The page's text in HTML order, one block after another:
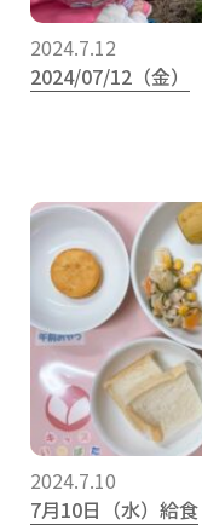
2024.7.12
2024/07/12（金）
2024.7.10
7月10日（水）給食